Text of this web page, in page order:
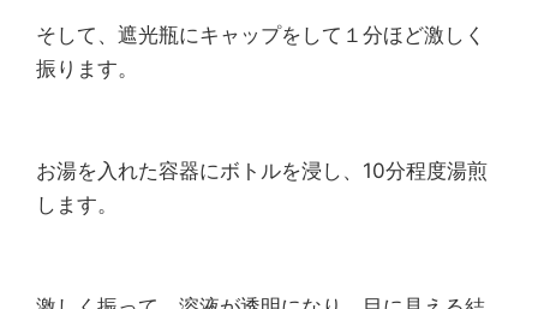
そして、遮光瓶にキャップをして１分ほど激しく
振ります。
お湯を入れた容器にボトルを浸し、10分程度湯煎
します。